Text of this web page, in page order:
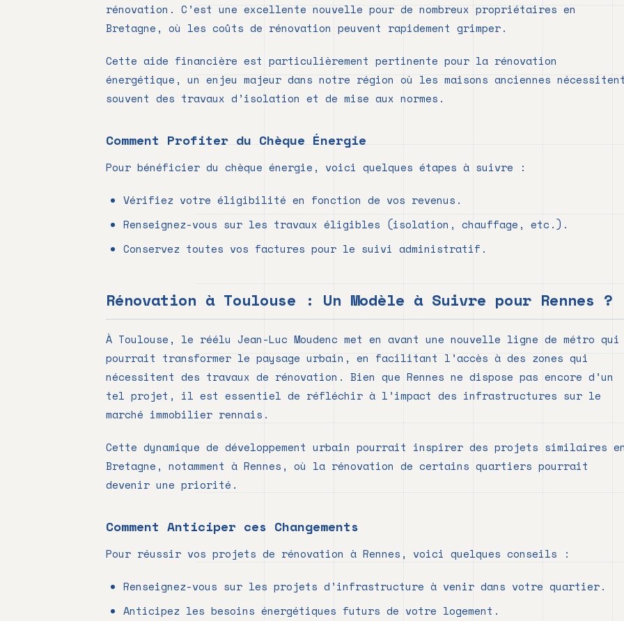
rénovation. C’est une excellente nouvelle pour de nombreux propriétaires en
Bretagne, où les coûts de rénovation peuvent rapidement grimper.
Cette aide financière est particulièrement pertinente pour la rénovation
énergétique, un enjeu majeur dans notre région où les maisons anciennes
souvent des travaux d’isolation et de mise aux normes.
Comment Profiter du Chèque Énergie
Pour bénéficier du chèque énergie, voici quelques étapes à suivre :
Vérifiez votre éligibilité en fonction de vos revenus.
Renseignez-vous sur les travaux éligibles (isolation, chauffage, etc.).
Conservez toutes vos factures pour le suivi administratif.
Rénovation à Toulouse : Un Modèle à Suivre pour Rennes ?
À Toulouse, le réélu Jean-Luc Moudenc met en avant une nouvelle ligne de métro qui
pourrait transformer le paysage urbain, en facilitant l’accès à des zones qui
nécessitent des travaux de rénovation. Bien que Rennes ne dispose pas encore d’un
tel projet, il est essentiel de réfléchir à l’impact des infrastructures sur le
marché immobilier rennais.
Cette dynamique de développement urbain pourrait inspirer des projets similaires
Bretagne, notamment à Rennes, où la rénovation de certains quartiers pourrait
devenir une priorité.
Comment Anticiper ces Changements
Pour réussir vos projets de rénovation à Rennes, voici quelques conseils :
Renseignez-vous sur les projets d’infrastructure à venir dans votre quartier.
Anticipez les besoins énergétiques futurs de votre logement.